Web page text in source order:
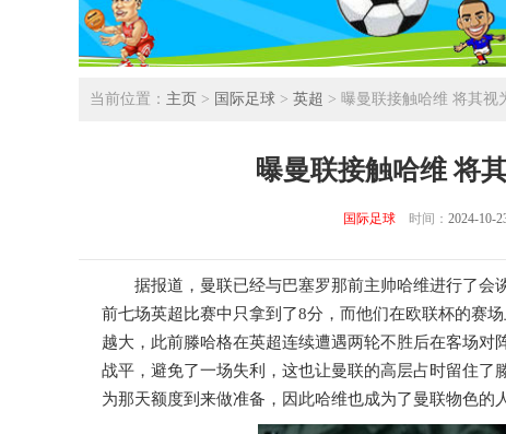
当前位置： 主页 > 国际足球 > 英超 > 曝曼联接触哈维 将其视
曝曼联接触哈维 将
国际足球 时间： 2024-10-
据报道，曼联已经与巴塞罗那前主帅哈维进行了会
前七场英超比赛中只拿到了8分，而他们在欧联杯的赛
越大，此前滕哈格在英超连续遭遇两轮不胜后在客场
战平，避免了一场失利，这也让曼联的高层占时留住
为那天额度到来做准备，因此哈维也成为了曼联物色的